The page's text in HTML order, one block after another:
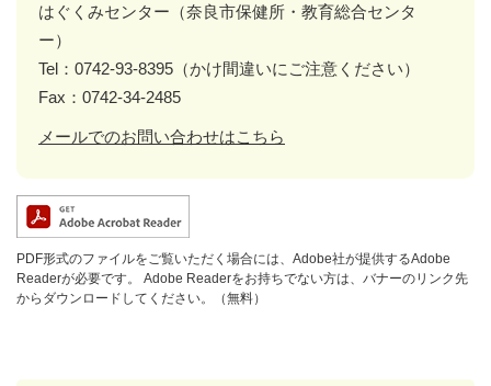
はぐくみセンター（奈良市保健所・教育総合センタ
ー）
Tel：0742-93-8395（かけ間違いにご注意ください）
Fax：0742-34-2485
メールでのお問い合わせはこちら
PDF形式のファイルをご覧いただく場合には、Adobe社が提供するAdobe
Readerが必要です。
Adobe Readerをお持ちでない方は、バナーのリンク先
からダウンロードしてください。（無料）